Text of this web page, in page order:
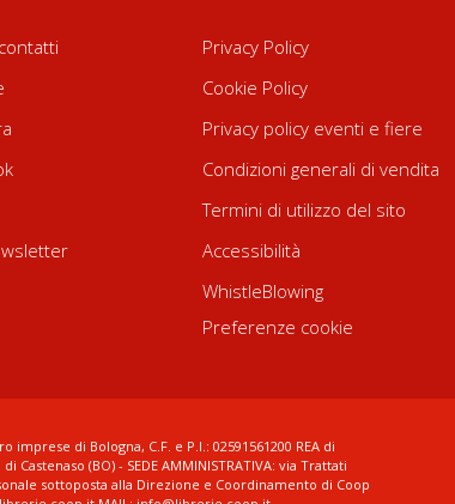
Privacy Policy
Cookie Policy
Privacy policy eventi e fiere
Condizioni generali di vendita
Termini di utilizzo del sito
Accessibilità
WhistleBlowing
Preferenze cookie
imprese di Bologna, C.F. e P.I.: 02591561200 REA di
Castenaso (BO) - SEDE AMMINISTRATIVA: via Trattati
sottoposta alla Direzione e Coordinamento di Coop